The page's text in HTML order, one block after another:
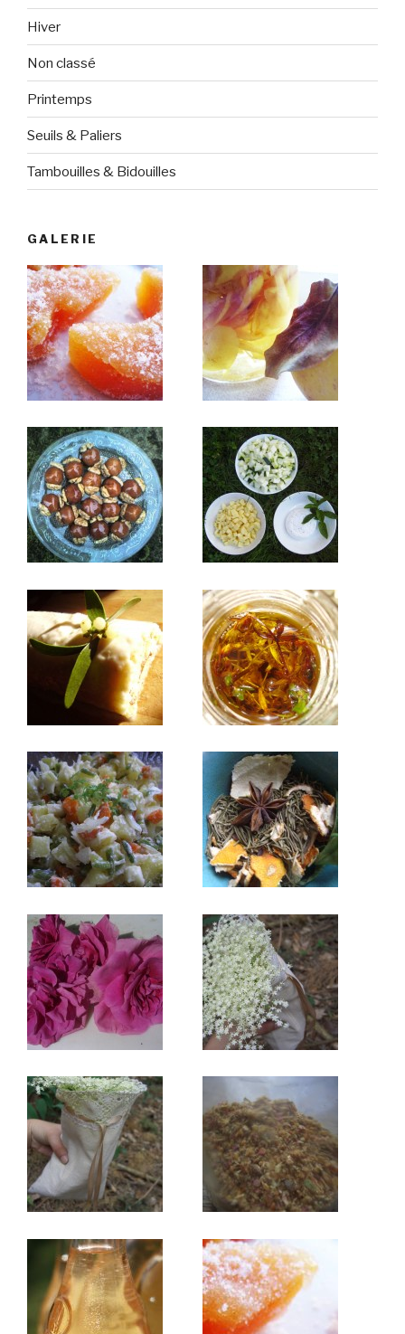
Hiver
Non classé
Printemps
Seuils & Paliers
Tambouilles & Bidouilles
GALERIE